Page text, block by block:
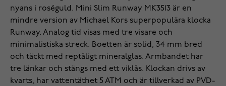
nyans i roséguld. Mini Slim Runway MK3513 är en
mindre version av Michael Kors superpopulära klocka
Runway. Analog tid visas med tre visare och
minimalistiska streck. Boetten är solid, 34 mm bred
och täckt med reptåligt mineralglas. Armbandet har
tre länkar och stängs med ett viklås. Klockan drivs av
kvarts, har vattentäthet 5 ATM och är tillverkad av PVD-